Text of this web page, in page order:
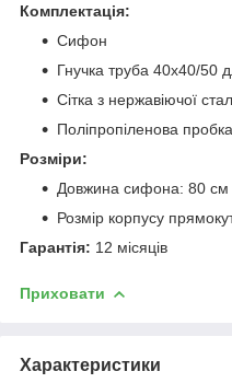
Комплектація:
Сифон
Гнучка труба 40х40/50
Сітка з нержавіючої
Поліпропіленова пробка
Розміри:
Довжина сифона: 80 см
Розмір корпусу
Гарантія: 12 місяців
Приховати
Характеристики